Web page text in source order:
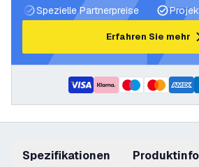
Spezielle Partnerpreise
Erfahren Sie mehr
Spezifikationen